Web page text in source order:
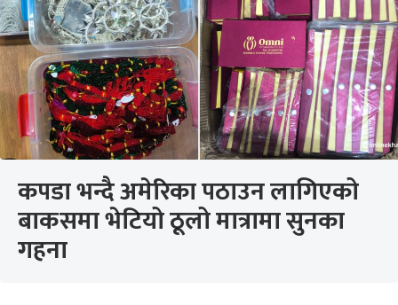
कपडा भन्दै अमेरिका पठाउन लागिएको
बाकसमा भेटियो ठूलो मात्रामा सुनका
गहना